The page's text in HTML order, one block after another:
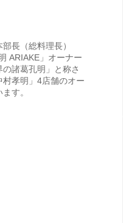
長（総料理長）
ARIAKE」オーナー
諸葛孔明」と称さ
孝明」4店舗のオー
す。